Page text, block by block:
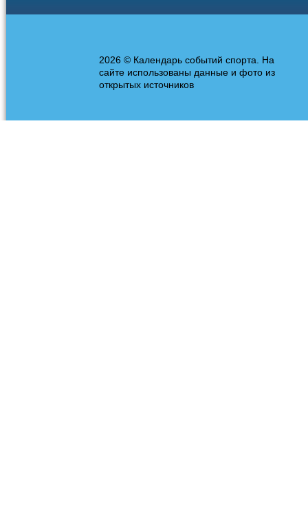
2026 © Календарь событий спорта. На
сайте использованы данные и фото из
открытых источников